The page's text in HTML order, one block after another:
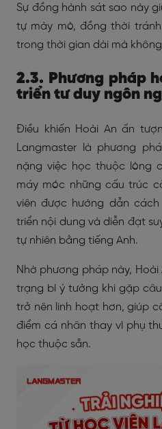
Sự đồng hành sát sao này
tự mày mò, đồng thời
trong thời gian dài mà
2.3. Phương pháp
triển tư duy ngôn
Điều khiến Hoài An ấn
Langmaster là phương
nặng việc học thuộc lòng
máy móc những cấu trúc
viên được hướng dẫn
triển nội dung và diễn đạt
tự nhiên bằng tiếng Anh.
Nhờ phương pháp này,
trạng bí ý tưởng khi gặp
trở nên linh hoạt hơn, giúp
điểm cá nhân thay vì phụ
học thuộc sẵn.